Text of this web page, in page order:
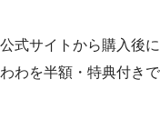
式サイトから購入後に
わを半額・特典付きで